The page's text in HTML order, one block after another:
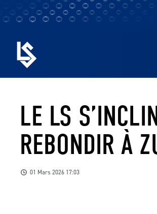
LE LS
REBONDIR À
01 Mars 2026 17:03